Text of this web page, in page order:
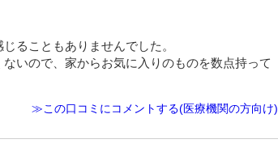
ることもありませんでした。
いので、家からお気に入りのものを数点持って
≫この口コミにコメントする(医療機関の方向け)